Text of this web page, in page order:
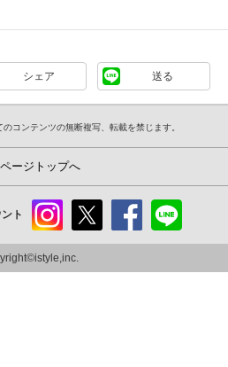
シェア 送る
コンテンツの無断複写、転載を禁じます。
ページトップへ
ト
ram